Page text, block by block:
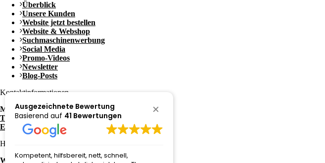
Überblick
Unsere Kunden
Website jetzt bestellen
Website & Webshop
Suchmaschinenwerbung
Social Media
Promo-Videos
Newsletter
Blog-Posts
Kontaktinformationen
Mag. Thomas Neumeister
Tel.: +43 650 / 3052081
E-Mail: office@neumeith.at
Häufige Fragen zu:
Website kaufen in Graz
Ausgezeichnete Bewertung
Basierend auf 41 Bewertungen
Kompetent, hilfsbereit, nett, schnell,